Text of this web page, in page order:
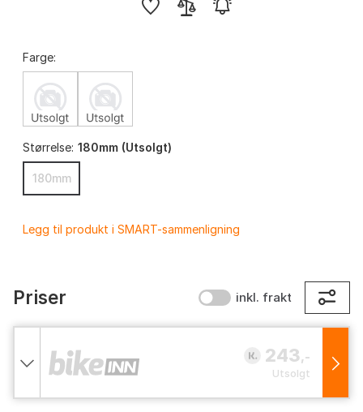
Farge:
Størrelse: 180mm (Utsolgt)
180mm
Legg til produkt i SMART-sammenligning
Priser inkl. frakt
243,-
Utsolgt